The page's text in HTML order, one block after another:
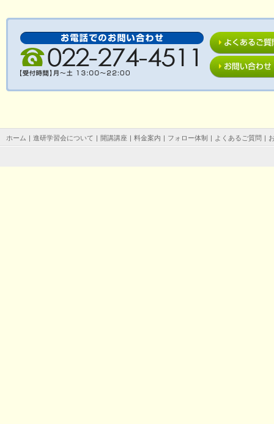
ホーム | 進研学習会について | 開講講座 | 料金案内 | フォロー体制 | よくあるご質問 |